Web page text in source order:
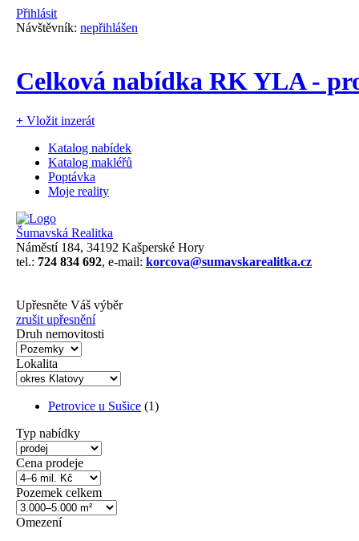
Přihlásit
Návštěvník: nepřihlášen
Celková nabídka RK YLA -
+ Vložit inzerát
Katalog nabídek
Katalog makléřů
Poptávka
Moje reality
Šumavská Realitka
Náměstí 184, 34192 Kašperské Hory
tel.: 724 834 692, e-mail: korcova@sumavskarealitka.cz
Upřesněte Váš výběr
zrušit upřesnění
Druh nemovitosti
Lokalita
Petrovice u Sušice (1)
Typ nabídky
Cena prodeje
Pozemek celkem
Omezení